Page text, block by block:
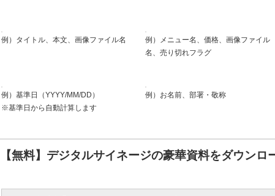
例）タイトル、本文、画像ファイル名
例）メニュー名、価格、画像ファイル
名、売り切れフラグ
例）基準日（YYYY/MM/DD）
※基準日から自動計算します
例）お名前、部署・敬称
【無料】デジタルサイネージの豪華資料をダウンロ